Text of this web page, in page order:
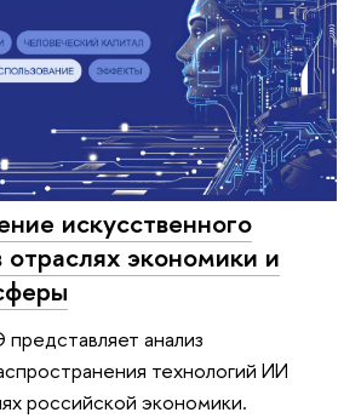
искусственного
отраслях экономики и
анализ
технологий ИИ
российской экономики.